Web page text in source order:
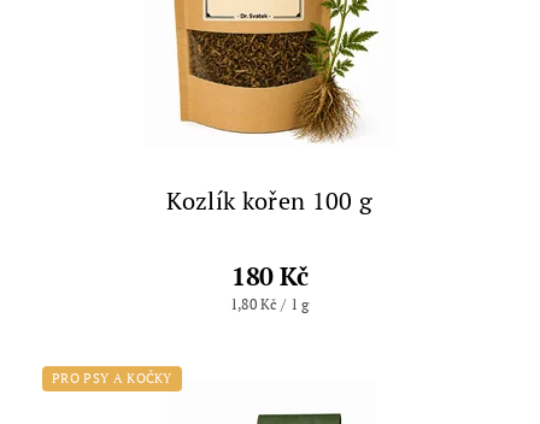
Kozlík kořen 100 g
180 Kč
1,80 Kč / 1 g
PRO PSY A KOČKY